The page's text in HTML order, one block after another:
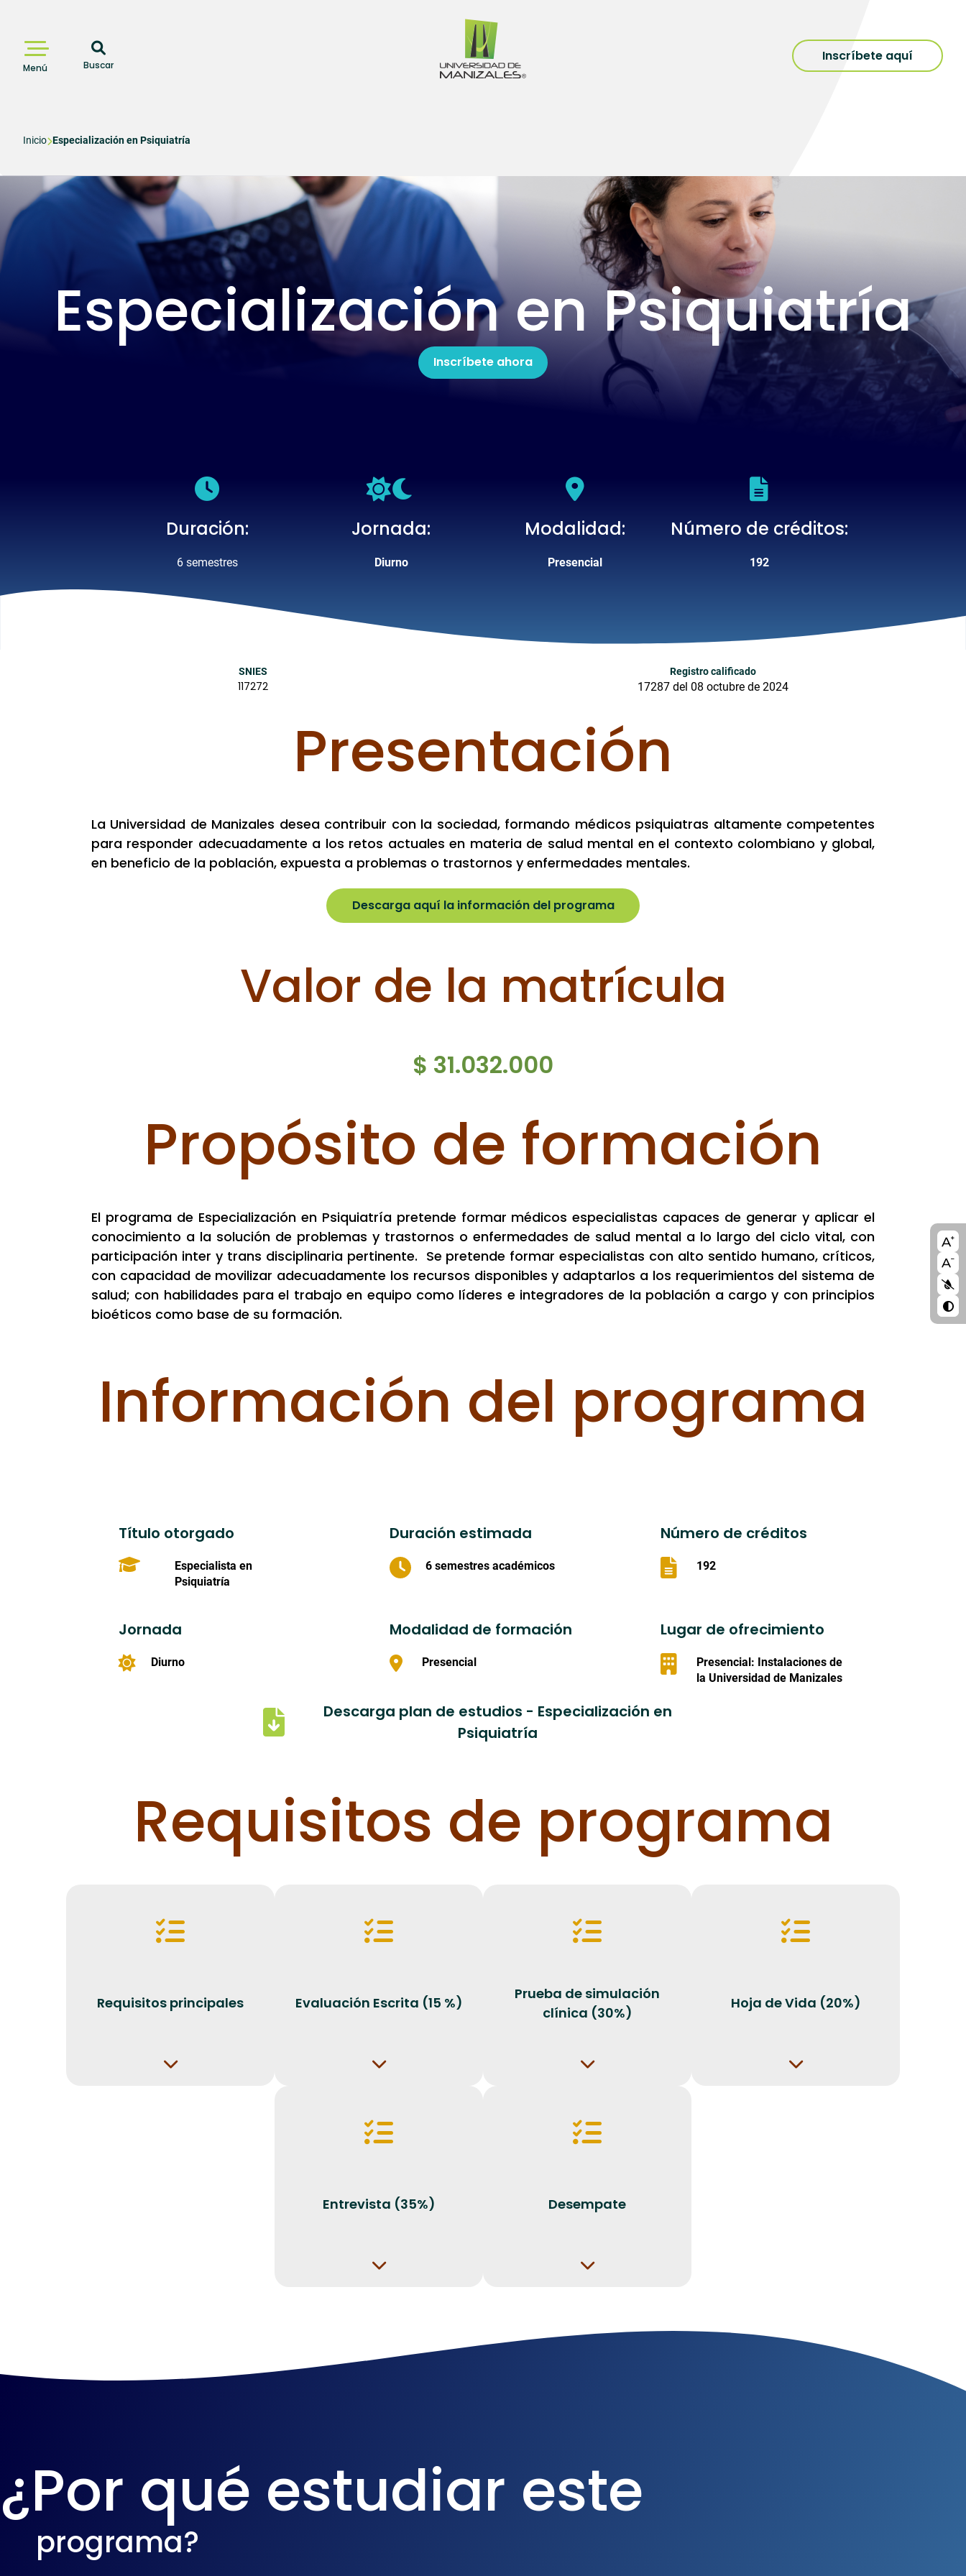
principal
Menú
Inscríbete aquí
Buscar
Sobrescribir
enlaces
de
navegación
Inicio Especialización en Psiquiatría
Especialización en Psiquiatría
Inscríbete ahora
Duración
6 semestres
Jornada
Diurno
Modalidad
Presencial
Número de créditos
192
SNIES
117272
Registro calificado
17287 del 08 octubre de 2024
Presentación
La Universidad de Manizales desea contribuir con la sociedad, formando médicos psiquiatras altamente competentes
para responder adecuadamente a los retos actuales en materia de salud mental en el contexto colombiano y global,
en beneficio de la población, expuesta a problemas o trastornos y enfermedades mentales.
Descarga aquí la información del programa
Valor de la matrícula
$ 31.032.000
Propósito de formación
El programa de Especialización en Psiquiatría pretende formar médicos especialistas capaces de generar y aplicar el
conocimiento a la solución de problemas y trastornos o enfermedades de salud mental a lo largo del ciclo vital, con
participación inter y trans disciplinaria pertinente. Se pretende formar especialistas con alto sentido humano, críticos,
con capacidad de movilizar adecuadamente los recursos disponibles y adaptarlos a los requerimientos del sistema de
salud; con habilidades para el trabajo en equipo como líderes e integradores de la población a cargo y con principios
bioéticos como base de su formación.
Información del programa
Título otorgado
Especialista en
Psiquiatría
Duración estimada
6 semestres académicos
Número de créditos
192
Jornada
Diurno
Modalidad de formación
Presencial
Lugar de ofrecimiento
Presencial: Instalaciones de
la Universidad de Manizales
Descarga plan de estudios - Especialización en
Psiquiatría
Requisitos de programa
Requisitos principales Evaluación Escrita (15 %)
Prueba de simulación
clínica (30%)
Hoja de Vida (20%)
Entrevista (35%) Desempate
¿Por qué estudiar este
programa?